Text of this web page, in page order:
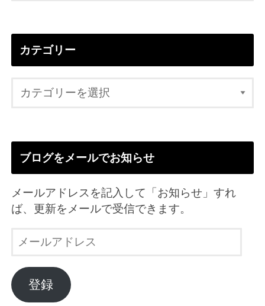
カテゴリー
ブログをメールでお知らせ
メールアドレスを記入して「お知らせ」すれ
ば、更新をメールで受信できます。
ル
ア
ド
登録